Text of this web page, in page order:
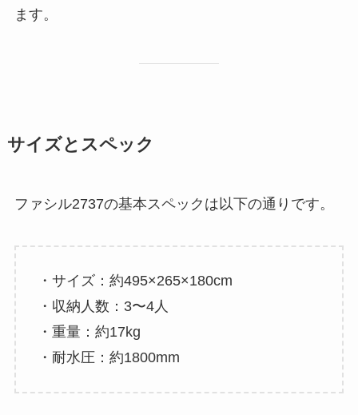
ます。
サイズとスペック
ファシル2737の基本スペックは以下の通りです。
・サイズ：約495×265×180cm
・収納人数：3〜4人
・重量：約17kg
・耐水圧：約1800mm